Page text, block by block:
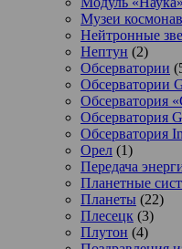
Музеи
Нейтронные
Нептун (2)
Обсерватории
Обсерватории
Обсерватория
Обсерватория
Обсерватория
Орел (1)
Передача
Планетные
Планеты (22)
Плесецк (3)
Плутон (4)